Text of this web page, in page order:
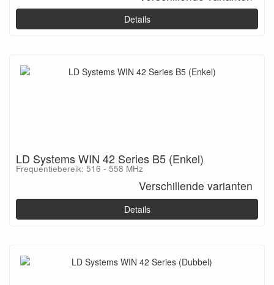
Details
LD Systems WIN 42 Series B5 (Enkel)
Frequentiebereik: 516 - 558 MHz
Verschillende varianten
Details